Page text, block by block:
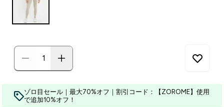
ゾロ目セール｜最大70%オフ｜割引コード：【ZOROME】使用
で追加10%オフ！